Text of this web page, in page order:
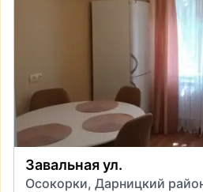
Завальная ул.
Осокорки, Дарницкий